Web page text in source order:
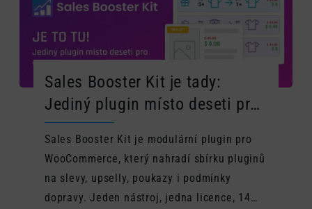
Sales Booster Kit je tady:
Jediný plugin místo deseti pro
vyšší tržby ve WooCommerce
Sales Booster Kit je modulární plugin pro
WooCommerce, který nahradí sbírku pluginů
na slevy, upselly, poukazy i podmínky
dopravy. Jeden nástroj, jedna licence, 14